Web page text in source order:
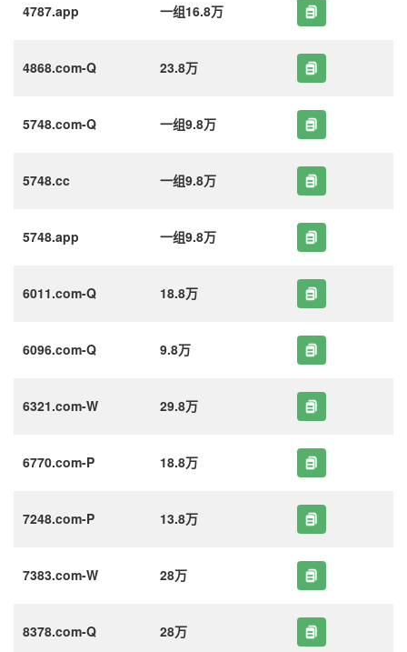
4787.app 一组16.8万
4868.com-Q 23.8万
5748.com-Q 一组9.8万
5748.cc 一组9.8万
5748.app 一组9.8万
6011.com-Q 18.8万
6096.com-Q 9.8万
6321.com-W 29.8万
6770.com-P 18.8万
7248.com-P 13.8万
7383.com-W 28万
8378.com-Q 28万